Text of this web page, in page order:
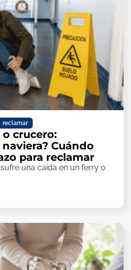
reclamar
crucero:
Cuándo
para reclamar
una caída en un ferry o